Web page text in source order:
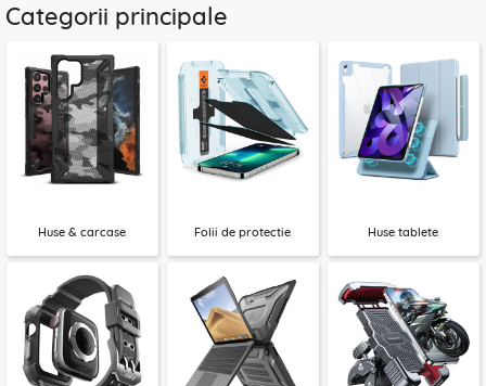
Categorii principale
Huse & carcase Folii de protectie Huse tablete